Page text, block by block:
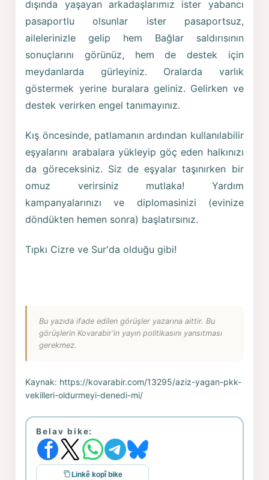
dışında yaşayan arkadaşlarımız ister yabancı
pasaportlu olsunlar ister pasaportsuz,
ailelerinizle gelip hem Bağlar saldırısının
sonuçlarını görünüz, hem de destek için
meydanlarda gürleyiniz. Oralarda varlık
göstermek yerine buralara geliniz. Gelirken ve
destek verirken engel tanımayınız.
Kış öncesinde, patlamanın ardından kullanılabilir
eşyalarını arabalara yükleyip göç eden halkınızı
da göreceksiniz. Siz de eşyalar taşınırken bir
omuz verirsiniz mutlaka! Yardım
kampanyalarınızı ve diplomasinizi (evinize
döndükten hemen sonra) başlatırsınız.
Tıpkı Cizre ve Sur'da olduğu gibi!
Bu yazıda ifade edilen görüşler yazarına aittir. Bu
görüşlerin Kovarabir'in yayın politikasını yansıtması
gerekmez.
Kaynak: https://kovarabir.com/13295/aziz-yagan-pkk-
vekilleri-oldurmeyi-denedi-mi/
Belav bike:
Linkê kopî bike